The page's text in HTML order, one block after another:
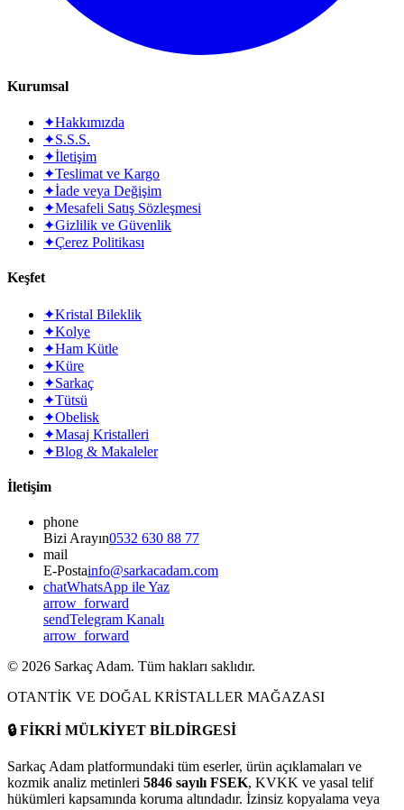
Kurumsal
✦Hakkımızda
✦S.S.S.
✦İletişim
✦Teslimat ve Kargo
✦İade veya Değişim
✦Mesafeli Satış Sözleşmesi
✦Gizlilik ve Güvenlik
✦Çerez Politikası
Keşfet
✦Kristal Bileklik
✦Kolye
✦Ham Kütle
✦Küre
✦Sarkaç
✦Tütsü
✦Obelisk
✦Masaj Kristalleri
✦Blog & Makaleler
İletişim
phone
Bizi Arayın0532 630 88 77
mail
E-Postainfo@sarkacadam.com
chatWhatsApp ile Yaz
arrow_forward
sendTelegram Kanalı
arrow_forward
© 2026 Sarkaç Adam. Tüm hakları saklıdır.
OTANTİK VE DOĞAL KRİSTALLER MAĞAZASI
🔒FİKRİ MÜLKİYET BİLDİRGESİ
Sarkaç Adam platformundaki tüm eserler, ürün açıklamaları ve
kozmik analiz metinleri 5846 sayılı FSEK, KVKK ve yasal telif
hükümleri kapsamında koruma altındadır. İzinsiz kopyalama veya